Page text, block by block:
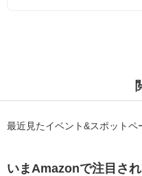
最近見たイベント&スポットペ
いまAmazonで注目さ